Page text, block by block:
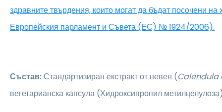
здравните твърдения, които могат да бъдат посочени на
Европейския парламент и Съвета (ЕС) № 1924/2006).
Състав:Стандартизиран екстракт от невен (Calendula
вегетарианска капсула (Хидроксипропил